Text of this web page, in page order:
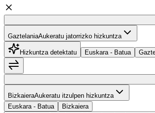
GaztelaniaAukeratu jatorrizko hizkuntza
Hizkuntza detektatu Euskara - Batua
BizkaieraAukeratu itzulpen hizkuntza
Euskara - Batua
Bizkaiera